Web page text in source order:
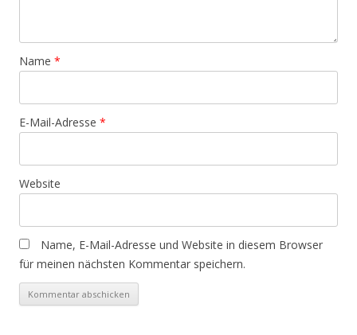
Name *
E-Mail-Adresse *
Website
Name, E-Mail-Adresse und Website in diesem Browser
für meinen nächsten Kommentar speichern.